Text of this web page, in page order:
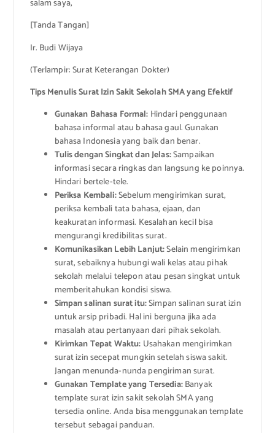
salam saya,
[Tanda Tangan]
Ir. Budi Wijaya
(Terlampir: Surat Keterangan Dokter)
Tips Menulis Surat Izin Sakit Sekolah SMA yang Efektif
Gunakan Bahasa Formal: Hindari penggunaan
bahasa informal atau bahasa gaul. Gunakan
bahasa Indonesia yang baik dan benar.
Tulis dengan Singkat dan Jelas:Sampaikan
informasi secara ringkas dan langsung ke poinnya.
Hindari bertele-tele.
Periksa Kembali:Sebelum mengirimkan surat,
periksa kembali tata bahasa, ejaan, dan
keakuratan informasi. Kesalahan kecil bisa
mengurangi kredibilitas surat.
Komunikasikan Lebih Lanjut:Selain mengirimkan
surat, sebaiknya hubungi wali kelas atau pihak
sekolah melalui telepon atau pesan singkat untuk
memberitahukan kondisi siswa.
Simpan salinan surat itu:Simpan salinan surat izin
untuk arsip pribadi. Hal ini berguna jika ada
masalah atau pertanyaan dari pihak sekolah.
Kirimkan Tepat Waktu: Usahakan mengirimkan
surat izin secepat mungkin setelah siswa sakit.
Jangan menunda-nunda pengiriman surat.
Gunakan Template yang Tersedia:Banyak
template surat izin sakit sekolah SMA yang
tersedia online. Anda bisa menggunakan template
tersebut sebagai panduan.